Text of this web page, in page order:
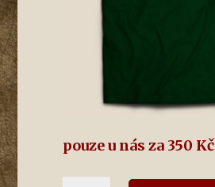
pouze u nás za 350 Kč